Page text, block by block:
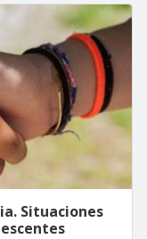
Situaciones